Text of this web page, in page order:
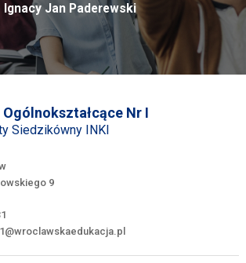
Ignacy Jan Paderewski
Nr I
Siedzikówny INKI
9